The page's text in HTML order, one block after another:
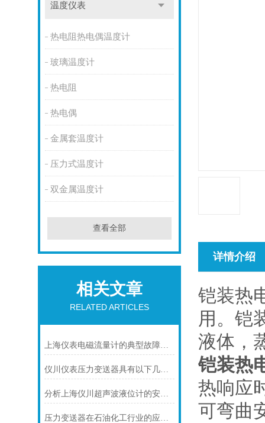
温度仪表
热电阻热电偶温度计
玻璃温度计
热电阻
热电偶
金属套温度计
压力式温度计
双金属温度计
查看全部
相关文章
RELATED ARTICLES
上海仪表电磁流量计的典型故障诊断及处理方法
仪川仪表压力变送器具有以下几大技术特点
分析上海仪川超声波液位计的安装原理
压力变送器在石油化工行业的应用说明
详情介绍
铠装热
用。铠
液体，
铠装热
热响应
可弯曲